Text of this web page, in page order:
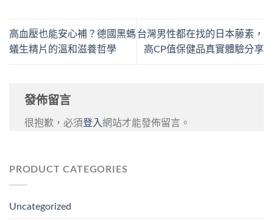
高血壓也能安心補？德國黑螞
蟻生精片的溫和滋養哲學
台灣男性都在找的日本藤素，
高CP值保健品真實體驗分享
發佈留言
很抱歉，必須登入網站才能發佈留言。
PRODUCT CATEGORIES
Uncategorized